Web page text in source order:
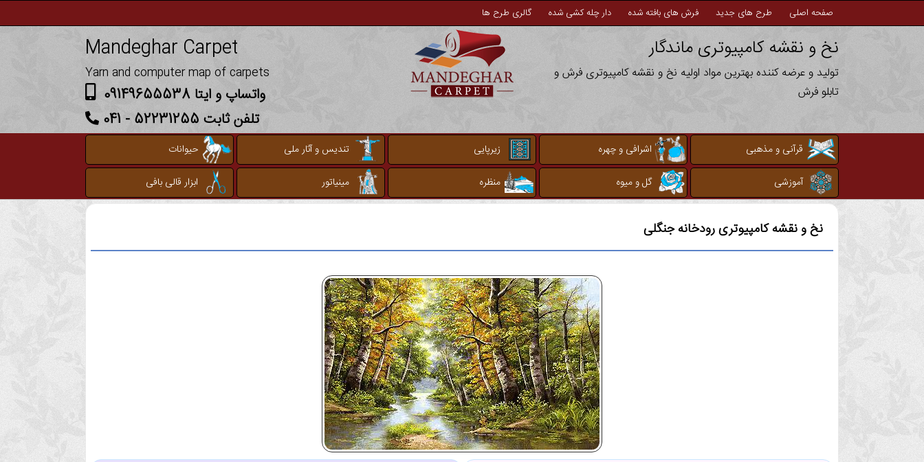
صفحه اصلی طرح های جدید فرش های بافته شده دار چله کشی شده گالری طرح ها
نخ و نقشه کامپیوتری ماندگار
تولید و عرضه کننده بهترین مواد اولیه نخ و نقشه کامپیوتری فرش و
تابلو فرش
Mandeghar Carpet
Yarn and computer map of carpets
واتساپ و ایتا 09149655538
تلفن ثابت 52231255 - 041
قرآنی و مذهبی اشرافی و چهره زیرپایی تندیس و آثار ملی
حیوانات
آموزشی
گل و میوه منظره مینیاتور ابزار قالی بافی
نخ و نقشه کامپیوتریرودخانه جنگلی